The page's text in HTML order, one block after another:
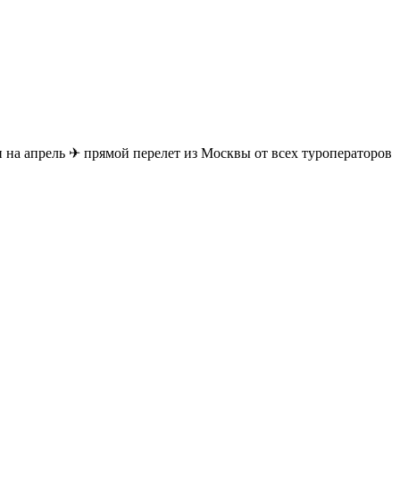
апрель ✈ прямой перелет из Москвы от всех туроператоров